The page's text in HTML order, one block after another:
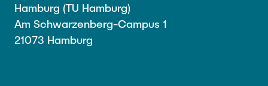
Hamburg (TU Hamburg)
Am Schwarzenberg-Campus 1
21073 Hamburg